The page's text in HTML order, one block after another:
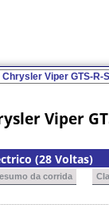
Viper
(28 Voltas)
da corrida